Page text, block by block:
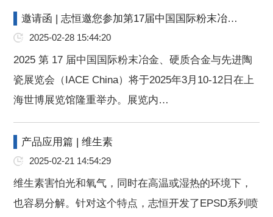
邀请函 | 志恒邀您参加第17届中国国际粉末冶…
2025-02-28 15:44:20
2025 第 17 届中国国际粉末冶金、硬质合金与先进陶
瓷展览会（IACE China）将于2025年3月10-12日在上
海世博展览馆隆重举办。展览内…
产品应用篇 | 维生素
2025-02-21 14:54:29
维生素害怕光和氧气，同时在高温或湿热的环境下，
也容易分解。针对这个特点，志恒开发了EPSD系列喷